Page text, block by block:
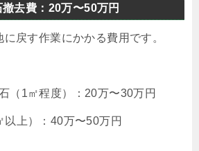
撤去費：20万〜50万円
戻す作業にかかる費用です。
（1㎡程度）：20万〜30万円
以上）：40万〜50万円